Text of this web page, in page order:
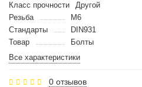
Класс прочности
Другой
Резьба
M6
Стандарты
DIN931
Товар
Болты
Все характеристики
0 отзывов